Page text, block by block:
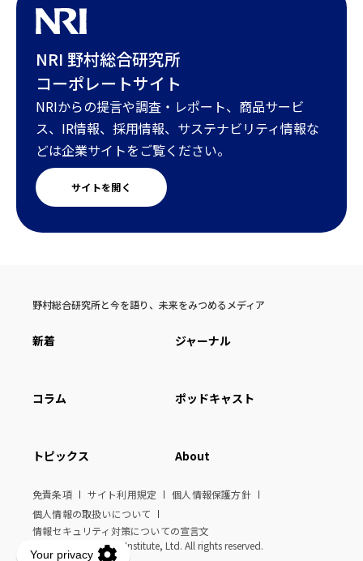
NRI 野村総合研究所
コーポレートサイト
NRIからの提言や調査・レポート、商品サービ
ス、IR情報、採用情報、サステナビリティ情報な
どは企業サイトをご覧ください。
サイトを開く
野村総合研究所と今を語り、未来をみつめるメディア
新着 ジャーナル
コラム ポッドキャスト
トピックス About
免責条項 サイト利用規定
個人情報保護方針
個人情報の取扱いについて
情報セキュリティ対策についての宣言文
© Nomura Research Institute, Ltd. All rights reserved.